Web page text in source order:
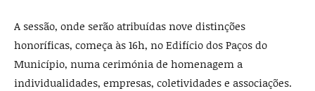
A sessão, onde serão atribuídas nove distinções
honoríficas, começa às 16h, no Edifício dos Paços do
Município, numa cerimónia de homenagem a
individualidades, empresas, coletividades e associações.